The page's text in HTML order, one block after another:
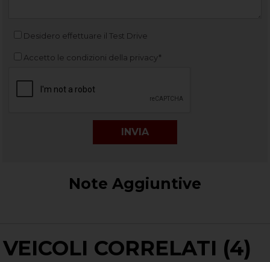
Desidero effettuare il Test Drive
Accetto le condizioni della privacy*
Note Aggiuntive
VEICOLI CORRELATI (4)